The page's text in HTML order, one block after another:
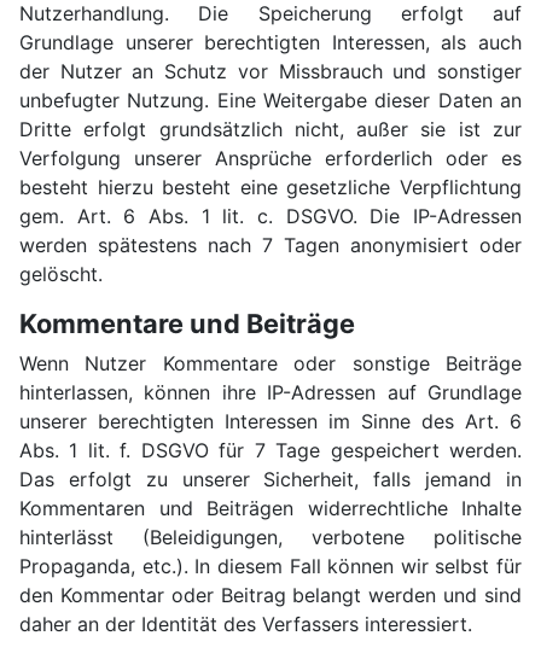
Nutzerhandlung. Die Speicherung erfolgt auf
Grundlage unserer berechtigten Interessen, als auch
der Nutzer an Schutz vor Missbrauch und sonstiger
unbefugter Nutzung. Eine Weitergabe dieser Daten an
Dritte erfolgt grundsätzlich nicht, außer sie ist zur
Verfolgung unserer Ansprüche erforderlich oder es
besteht hierzu besteht eine gesetzliche Verpflichtung
gem. Art. 6 Abs. 1 lit. c. DSGVO. Die IP-Adressen
werden spätestens nach 7 Tagen anonymisiert oder
gelöscht.
Kommentare und Beiträge
Wenn Nutzer Kommentare oder sonstige Beiträge
hinterlassen, können ihre IP-Adressen auf Grundlage
unserer berechtigten Interessen im Sinne des Art. 6
Abs. 1 lit. f. DSGVO für 7 Tage gespeichert werden.
Das erfolgt zu unserer Sicherheit, falls jemand in
Kommentaren und Beiträgen widerrechtliche Inhalte
hinterlässt (Beleidigungen, verbotene politische
Propaganda, etc.). In diesem Fall können wir selbst für
den Kommentar oder Beitrag belangt werden und sind
daher an der Identität des Verfassers interessiert.